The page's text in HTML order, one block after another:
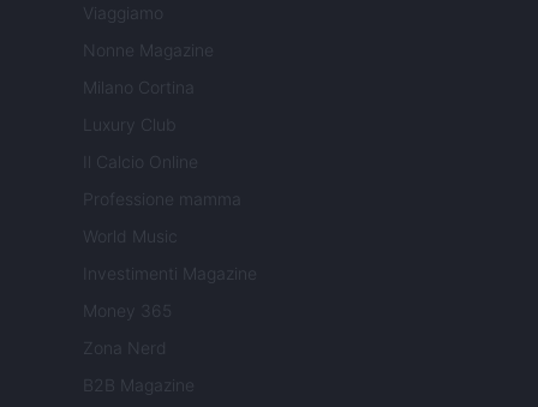
Viaggiamo
Nonne Magazine
Milano Cortina
Luxury Club
Il Calcio Online
Professione mamma
World Music
Investimenti Magazine
Money 365
Zona Nerd
B2B Magazine